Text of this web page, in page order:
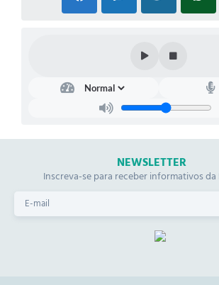
NEWSLETTER
Inscreva-se para receber informativos